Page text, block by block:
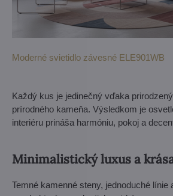
Moderné svietidlo závesné ELE901WB
Každý kus je jedinečný vďaka
prírodného kameňa. Výsledkom je
interiéru prináša harmóniu, pokoj a
Minimalistický luxus a
Temné kamenné steny, jednoduché línie